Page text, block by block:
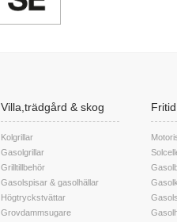
Villa,trädgård & skog
Kolgrillar
Gasolgrillar
Grilltillbehör
Gasolspisar & gasolhällar
Högtryckstvättar
Grovdammsugare